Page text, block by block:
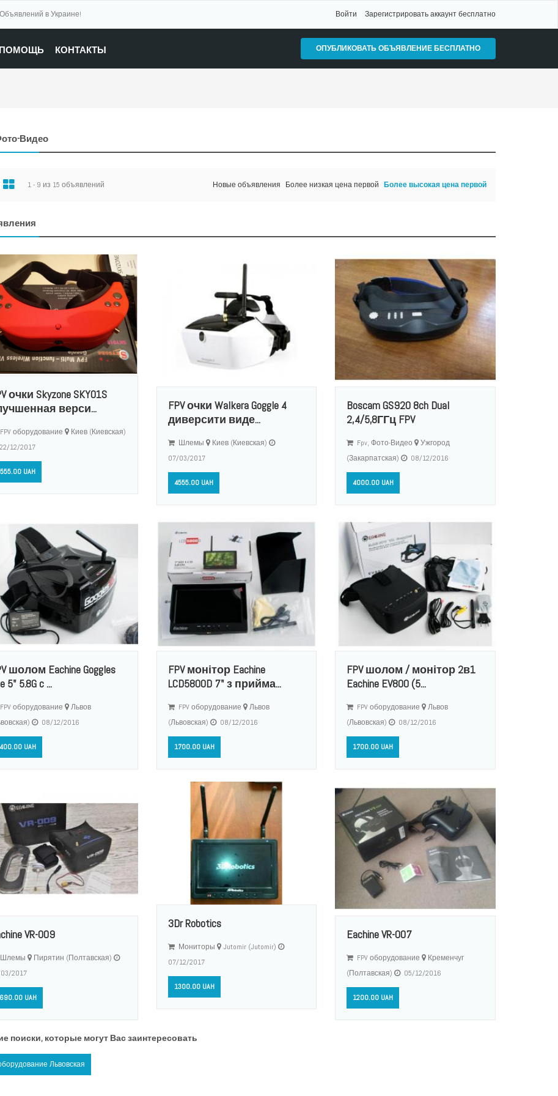
в Украине! Войти Зарегистрировать аккаунт бесплатно
ПОМОЩЬ КОНТАКТЫ ОПУБЛИКОВАТЬ ОБЪЯВЛЕНИЕ БЕСПЛАТНО
Видео
1 - 9 из 15 объявлений Новые объявления Более низкая цена первой Более высокая цена первой
очки Skyzone SKY01S
верси...
FPV оборудование
Киев (Киевская)
22/12/2017
UAH
FPV очки Walkera Goggle 4
диверсити виде...
Шлемы
Киев (Киевская)
07/03/2017
4555.00 UAH
Boscam GS920 8ch Dual
2,4/5,8ГГц FPV
Fpv, Фото-Видео
Ужгород
(Закарпатская)
08/12/2016
4000.00 UAH
шолом Eachine Goggles
5" 5.8G c ...
FPV оборудование
Львов
08/12/2016
UAH
FPV монітор Eachine
LCD5800D 7" з прийма...
FPV оборудование
Львов
(Львовская)
08/12/2016
1700.00 UAH
FPV шолом / монітор 2в1
Eachine EV800 (5...
FPV оборудование
Львов
(Львовская)
08/12/2016
1700.00 UAH
VR-009
Шлемы
Пирятин (Полтавская)
2017
UAH
3Dr Robotics
Мониторы
Jutomir (Jutomir)
07/12/2017
1300.00 UAH
Eachine VR-007
FPV оборудование
Кременчуг
(Полтавская)
05/12/2016
1200.00 UAH
поиски, которые могут Вас заинтересовать
Львовская